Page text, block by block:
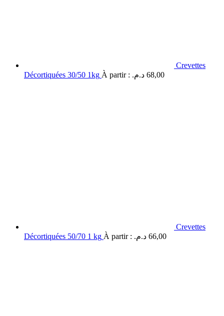
Crevettes
Décortiquées 30/50 1kg À partir : 68,00 د.م.
Crevettes
Décortiquées 50/70 1 kg À partir : 66,00 د.م.